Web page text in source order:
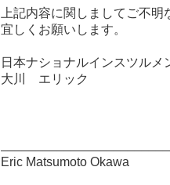
上記内容に関しましてご不
宜しくお願いします。
日本ナショナルインスツルメ
大川 エリック
Eric Matsumoto Okawa